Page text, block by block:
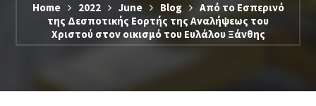
Home 2022 June Blog
Από το Εσπερινό
της Δεσποτικής Εορτής της Αναλήψεως του
Χριστού στον οικισμό του Ευλάλου Ξάνθης